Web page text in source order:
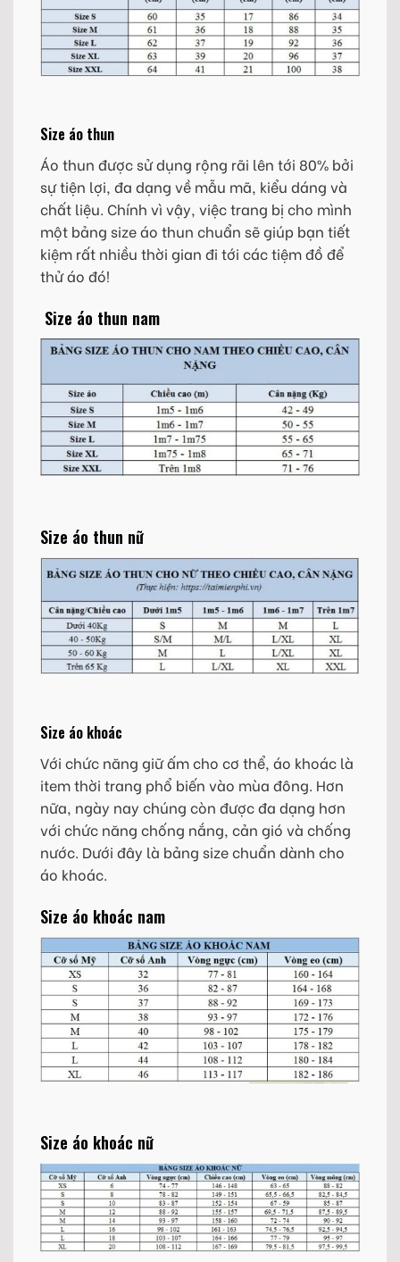
Size áo thun
Áo thun được sử dụng rộng rãi lên tới 80% bởi
sự tiện lợi, đa dạng về mẫu mã, kiểu dáng và
chất liệu. Chính vì vậy, việc trang bị cho mình
một bảng size áo thun chuẩn sẽ giúp bạn tiết
kiệm rất nhiều thời gian đi tới các tiệm đồ để
thử áo đó!
Size áo thun nam
Size áo thun nữ
Size áo khoác
Với chức năng giữ ấm cho cơ thể, áo khoác là
item thời trang phổ biến vào mùa đông. Hơn
nữa, ngày nay chúng còn được đa dạng hơn
với chức năng chống nắng, cản gió và chống
nước. Dưới đây là bảng size chuẩn dành cho
áo khoác.
Size áo khoác nam
Size áo khoác nữ